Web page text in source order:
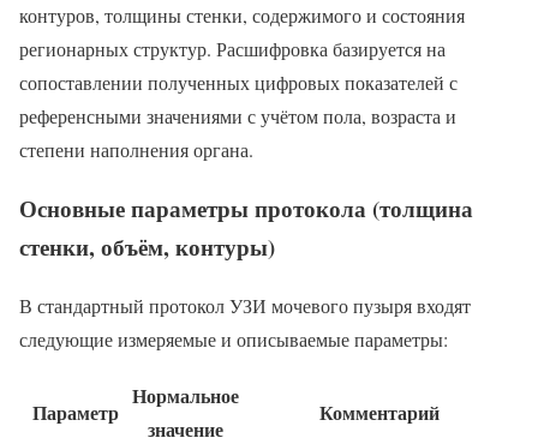
контуров, толщины стенки, содержимого и состояния
регионарных структур. Расшифровка базируется на
сопоставлении полученных цифровых показателей с
референсными значениями с учётом пола, возраста и
степени наполнения органа.
Основные параметры протокола (толщина
стенки, объём, контуры)
В стандартный протокол УЗИ мочевого пузыря входят
следующие измеряемые и описываемые параметры:
Параметр
Нормальное
значение
Комментарий